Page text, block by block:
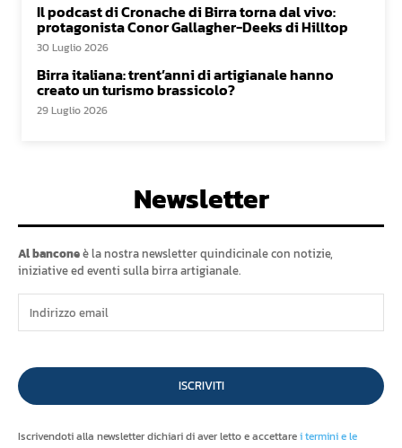
Il podcast di Cronache di Birra torna dal vivo:
protagonista Conor Gallagher-Deeks di Hilltop
30 Luglio 2026
Birra italiana: trent’anni di artigianale hanno
creato un turismo brassicolo?
29 Luglio 2026
Newsletter
Al banconeè la nostra newsletter quindicinale con notizie,
iniziative ed eventi sulla birra artigianale.
ISCRIVITI
Iscrivendoti alla newsletter dichiari di aver letto e accettarei termini e le